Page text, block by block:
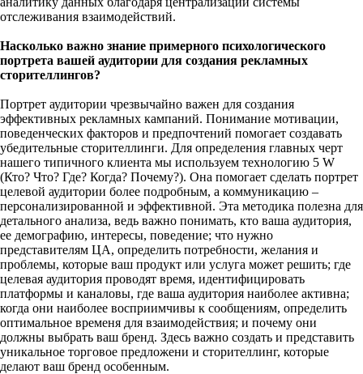
отслеживания взаимодействий.
Насколько важно знание примерного психологического
портрета вашей аудитории для создания рекламных
сторителлингов?
Портрет аудитории чрезвычайно важен для создания
эффективных рекламных кампаний. Понимание мотивации,
поведенческих факторов и предпочтений помогает создавать
убедительные сторителлинги. Для определения главных черт
нашего типичного клиента мы используем технологию 5 W
(Кто? Что? Где? Когда? Почему?). Она помогает сделать портрет
целевой аудитории более подробным, а коммуникацию –
персонализированной и эффективной. Эта методика полезна для
детального анализа, ведь важно понимать, кто ваша аудитория,
ее демографию, интересы, поведение; что нужно
представителям ЦА, определить потребности, желания и
проблемы, которые ваш продукт или услуга может решить; где
целевая аудитория проводят время, идентифицировать
платформы и каналовы, где ваша аудитория наиболее активна;
когда они наиболее восприимчивы к сообщениям, определить
оптимальное временя для взаимодействия; и почему они
должны выбрать ваш бренд. Здесь важно создать и представить
уникальное торговое предложени и сторителлинг, которые
делают ваш бренд особенным.